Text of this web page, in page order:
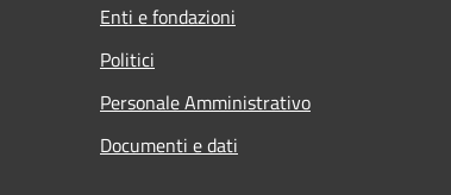
Enti e fondazioni
Politici
Personale Amministrativo
Documenti e dati